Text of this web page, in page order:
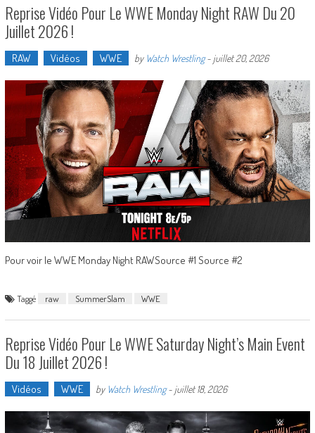
Reprise Vidéo Pour Le WWE Monday Night RAW Du 20
Juillet 2026 !
RAW Vidéos WWE by Watch Wrestling- juillet 20, 2026
Pour voir le WWE Monday Night RAWSource #1 Source #2
Taggé raw SummerSlam WWE
Reprise Vidéo Pour Le WWE Saturday Night’s Main Event
Du 18 Juillet 2026 !
Vidéos WWE by Watch Wrestling- juillet 18, 2026